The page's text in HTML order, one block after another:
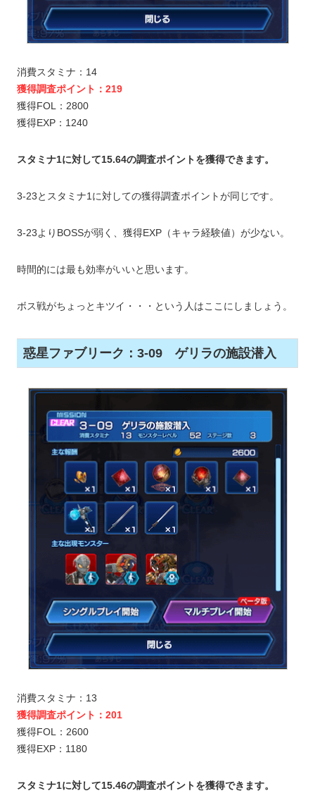
消費スタミナ：14
獲得調査ポイント：219
獲得FOL：2800
獲得EXP：1240
スタミナ1に対して15.64の調査ポイントを獲得できます。
3-23とスタミナ1に対しての獲得調査ポイントが同じです。
3-23よりBOSSが弱く、獲得EXP（キャラ経験値）が少ない。
時間的には最も効率がいいと思います。
ボス戦がちょっとキツイ・・・という人はここにしましょう。
惑星ファブリーク：3-09 ゲリラの施設潜入
消費スタミナ：13
獲得調査ポイント：201
獲得FOL：2600
獲得EXP：1180
スタミナ1に対して15.46の調査ポイントを獲得できます。